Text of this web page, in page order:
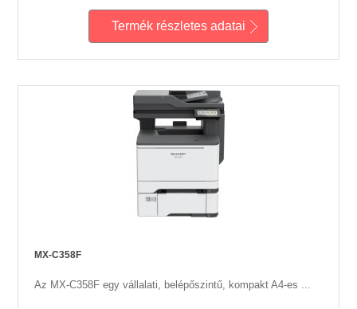
Termék részletes adatai
MX-C358F
Az MX-C358F egy vállalati, belépőszintű, kompakt A4-es ...